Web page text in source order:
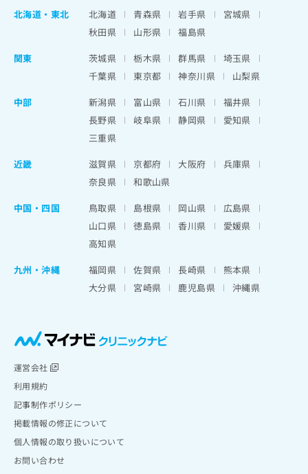
北海道 ・ 東北 北海道 青森県 岩手県
宮城県
秋田県
山形県
福島県
関東
茨城県 栃木県 群馬県
埼玉県
千葉県
東京都 神奈川県
山梨県
中部
新潟県 富山県 石川県
福井県
長野県
岐阜県 静岡県
愛知県
三重県
近畿
滋賀県 京都府 大阪府
兵庫県
奈良県
和歌山県
中国・四国
鳥取県 島根県 岡山県
広島県
山口県
徳島県 香川県
愛媛県
高知県
九州・沖縄
福岡県 佐賀県 長崎県
熊本県
大分県
宮崎県 鹿児島県 沖縄県
運営会社
利用規約
記事制作ポリシー
掲載情報の修正について
個人情報の取り扱いについて
お問い合わせ